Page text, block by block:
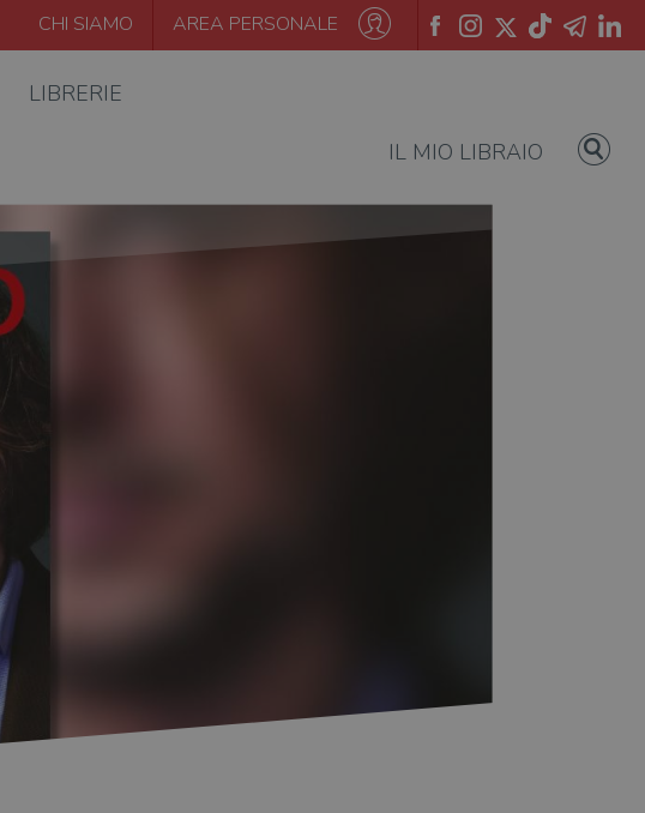
CHI SIAMO AREA PERSONALE
LIBRERIE
IL MIO LIBRAIO